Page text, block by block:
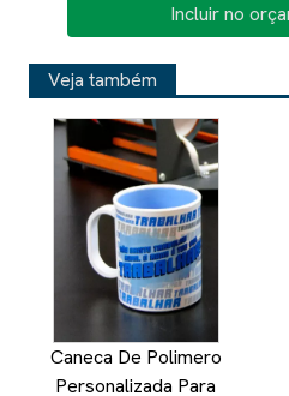
Incluir no
Veja também
Caneca De Polimero
Personalizada Para